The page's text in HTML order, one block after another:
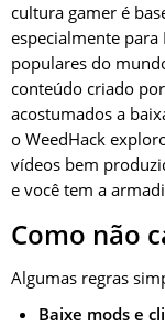
cultura gamer é
especialmente
populares do
conteúdo criado
acostumados a
o WeedHack
vídeos bem
e você tem a
Como não
Algumas regras
Baixe mods e